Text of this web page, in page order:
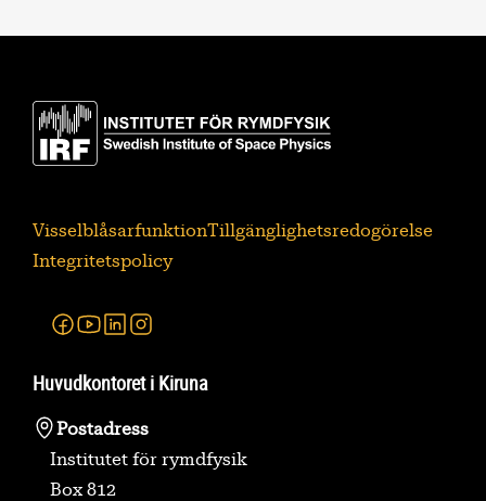
VisselblåsarfunktionTillgänglighetsredogörelse
Integritetspolicy
Facebook
YoutubeLinkedin
Huvudkontoret i Kiruna
Postadress
Institutet för rymdfysik
Box 812